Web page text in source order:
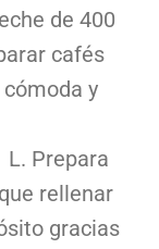
de 400
cafés
y
L. Prepara
rellenar
gracias